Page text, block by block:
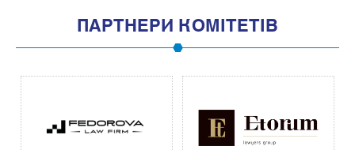
ПАРТНЕРИ КОМІТЕТІВ